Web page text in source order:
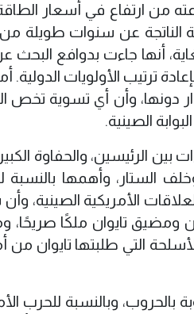
من ارتفاع في أسعار
عن سنوات طويلة من
أنها جاءت بدوافع
ترتيب الأولويات الدولية.
دونها، وأن أي تسوية تخص
الصينية.
بين الرئيسين، والحفاوة
الستار، وأهمها
الأمريكية الصينية،
ومضيق تايوان ملكًا صريحًا،
التي طلبتها تايوان من
وبالنسبة للحرب